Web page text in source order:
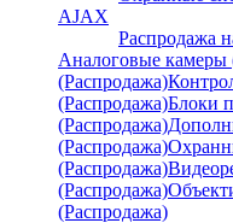
AJAX
Распродажа
Аналоговые камеры
(Распродажа)
(Распродажа)Блоки
(Распродажа)
(Распродажа)
(Распродажа)
(Распродажа)
(Распродажа)